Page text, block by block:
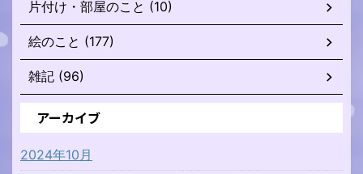
片付け・部屋のこと (10)
絵のこと (177)
雑記 (96)
アーカイブ
2024年10月